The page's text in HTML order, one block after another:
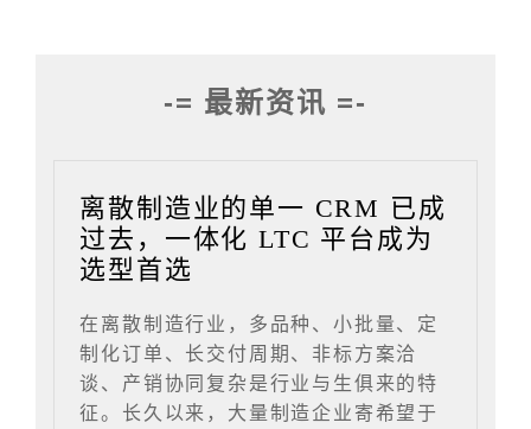
-= 最新资讯 =-
离散制造业的单一 CRM 已成
过去，一体化 LTC 平台成为
选型首选
在离散制造行业，多品种、小批量、定
制化订单、长交付周期、非标方案洽
谈、产销协同复杂是行业与生俱来的特
征。长久以来，大量制造企业寄希望于